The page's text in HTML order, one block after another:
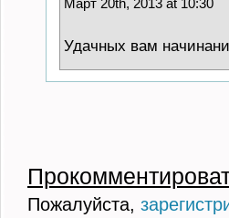
Март 20th, 2013 at 10:30
Удачных вам
Пожалуйста,